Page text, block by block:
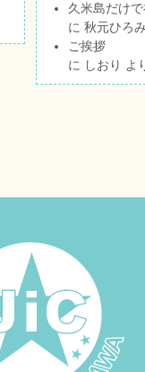
久米島だけ
に 秋元ひろ
ご挨拶
に しおり よ